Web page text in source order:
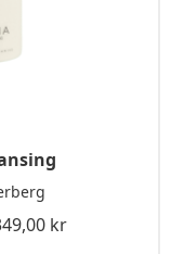
krPrisintervall: